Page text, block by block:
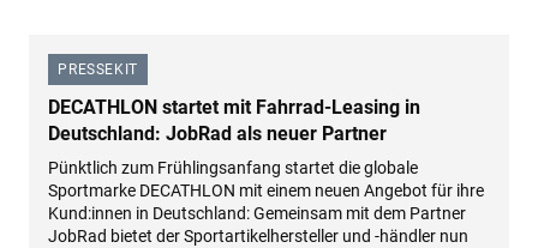
PRESSEKIT
–
DECATHLON startet mit Fahrrad-Leasing in
Deutschland: JobRad als neuer Partner
Pünktlich zum Frühlingsanfang startet die globale
Sportmarke DECATHLON mit einem neuen Angebot für ihre
Kund:innen in Deutschland: Gemeinsam mit dem Partner
JobRad bietet der Sportartikelhersteller und -händler nun